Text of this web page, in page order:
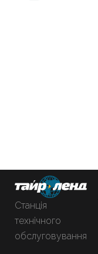
Станція
технічного
обслуговування